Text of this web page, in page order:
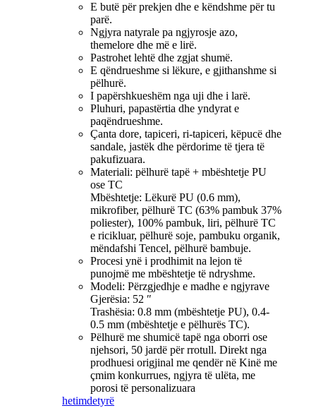
E butë për prekjen dhe e këndshme për tu
parë.
Ngjyra natyrale pa ngjyrosje azo,
themelore dhe më e lirë.
Pastrohet lehtë dhe zgjat shumë.
E qëndrueshme si lëkure, e gjithanshme si
pëlhurë.
I papërshkueshëm nga uji dhe i larë.
Pluhuri, papastërtia dhe yndyrat e
paqëndrueshme.
Çanta dore, tapiceri, ri-tapiceri, këpucë dhe
sandale, jastëk dhe përdorime të tjera të
pakufizuara.
Materiali: pëlhurë tapë + mbështetje PU
ose TC
Mbështetje: Lëkurë PU (0.6 mm),
mikrofiber, pëlhurë TC (63% pambuk 37%
poliester), 100% pambuk, liri, pëlhurë TC
e ricikluar, pëlhurë soje, pambuku organik,
mëndafshi Tencel, pëlhurë bambuje.
Procesi ynë i prodhimit na lejon të
punojmë me mbështetje të ndryshme.
Modeli: Përzgjedhje e madhe e ngjyrave
Gjerësia: 52 ″
Trashësia: 0.8 mm (mbështetje PU), 0.4-
0.5 mm (mbështetje e pëlhurës TC).
Pëlhurë me shumicë tapë nga oborri ose
njehsori, 50 jardë për rrotull. Direkt nga
prodhuesi origjinal me qendër në Kinë me
çmim konkurrues, ngjyra të ulëta, me
porosi të personalizuara
hetimdetyrë